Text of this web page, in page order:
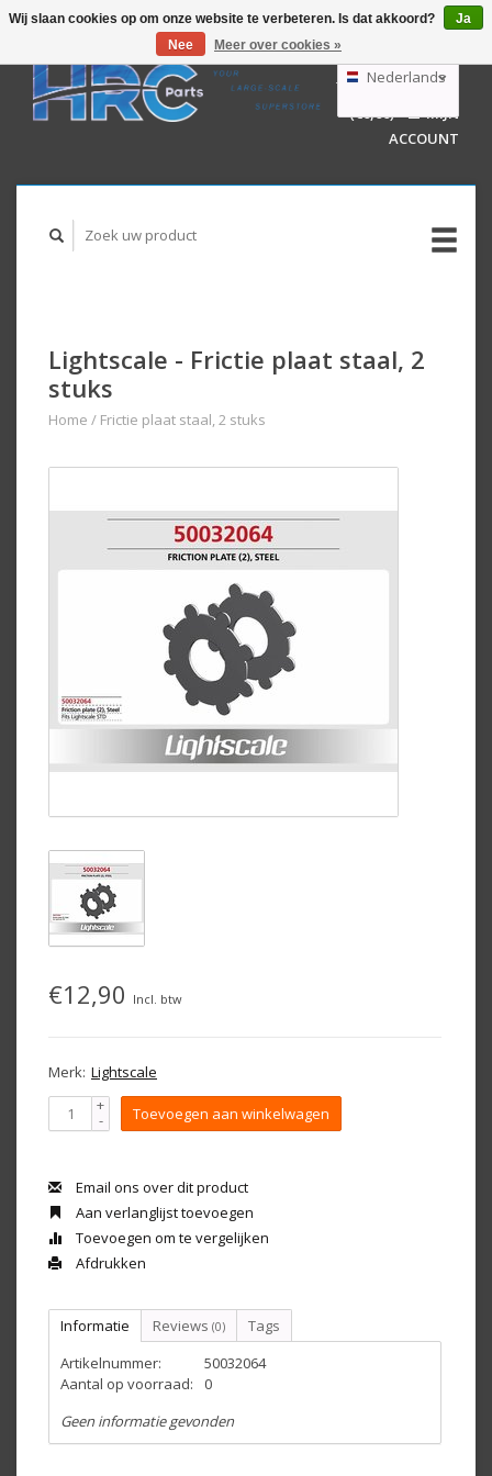
GBP
AUD
Nederlands
Deutsch
English
WINKELWAGEN
(€0,00)
MIJN
ACCOUNT
Lightscale - Frictie plaat staal, 2
stuks
Home / Frictie plaat staal, 2 stuks
€12,90 Incl. btw
Merk: Lightscale
+
- Toevoegen aan winkelwagen
Email ons over dit product
Aan verlanglijst toevoegen
Toevoegen om te vergelijken
Afdrukken
Informatie Reviews (0)
Tags
Artikelnummer:
50032064
Aantal op voorraad:
0
Geen informatie gevonden
Wij slaan cookies op om onze website te verbeteren. Is dat akkoord?
Ja
Nee
Meer over cookies »